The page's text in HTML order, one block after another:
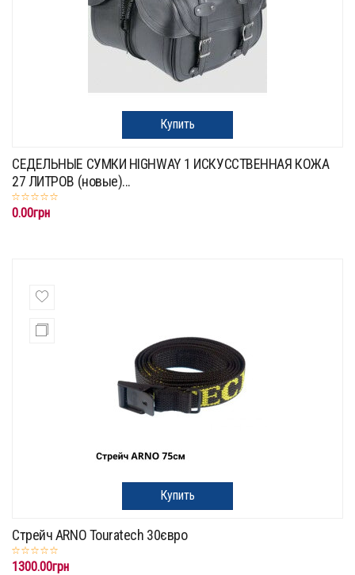
Купить
СЕДЕЛЬНЫЕ СУМКИ HIGHWAY 1 ИСКУССТВЕННАЯ КОЖА
27 ЛИТРОВ (новые)...
0.00грн
Купить
Стрейч ARNO Touratech 30євро
1300.00грн